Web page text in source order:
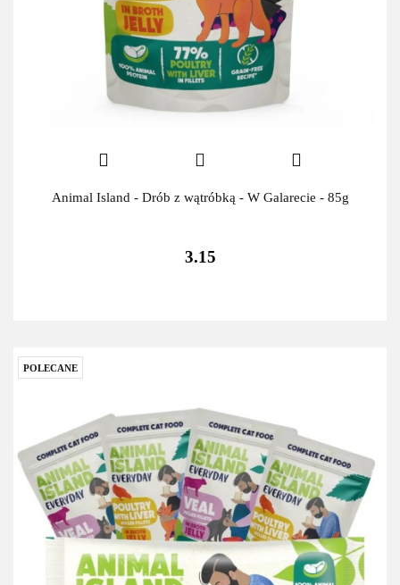
Animal Island - Drób z wątróbką - W Galarecie - 85g
3.15
POLECANE